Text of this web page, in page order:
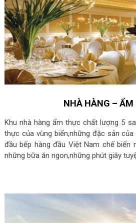
NHÀ HÀNG – ẨM
Khu nhà hàng ẩm thực chất lượng 5
thực của vùng biển,những đặc sản
đầu bếp hàng đầu Việt Nam chế biến
những bữa ăn ngon,những phút giây